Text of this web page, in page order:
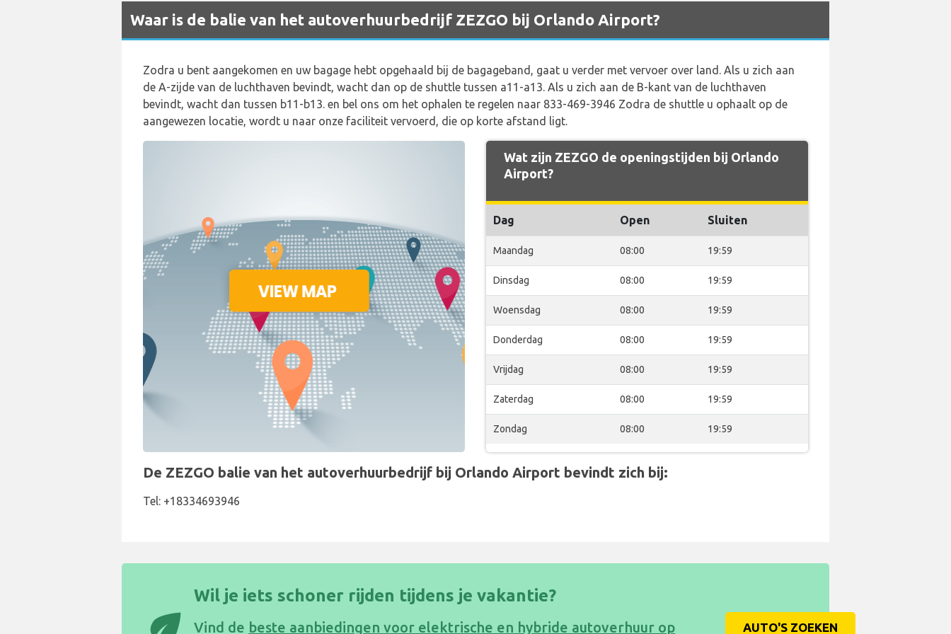
Waar is de balie van het autoverhuurbedrijf ZEZGO bij Orlando Airport?
Zodra u bent aangekomen en uw bagage hebt opgehaald bij de bagageband, gaat u verder met vervoer over land. Als u zich aan
de A-zijde van de luchthaven bevindt, wacht dan op de shuttle tussen a11-a13. Als u zich aan de B-kant van de luchthaven
bevindt, wacht dan tussen b11-b13. en bel ons om het ophalen te regelen naar 833-469-3946 Zodra de shuttle u ophaalt op de
aangewezen locatie, wordt u naar onze faciliteit vervoerd, die op korte afstand ligt.
Wat zijn ZEZGO de openingstijden bij Orlando
Airport?
Dag Open Sluiten
Maandag 08:00 19:59
Dinsdag 08:00 19:59
Woensdag 08:00 19:59
Donderdag 08:00 19:59
Vrijdag 08:00 19:59
Zaterdag 08:00 19:59
Zondag 08:00 19:59
De ZEZGO balie van het autoverhuurbedrijf bij Orlando Airport bevindt zich bij:
Tel: +18334693946
Wil je iets schoner rijden tijdens je vakantie?
Vind de beste aanbiedingen voor elektrische en hybride autoverhuur op AUTO'S ZOEKEN